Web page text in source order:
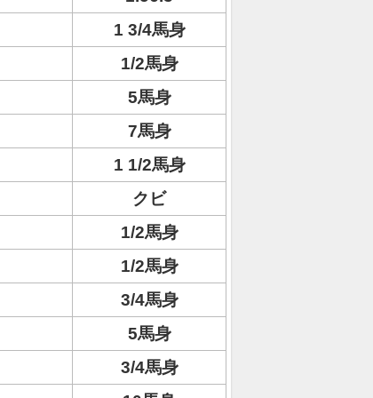
1 3/4馬身
1/2馬身
5馬身
7馬身
1 1/2馬身
クビ
1/2馬身
1/2馬身
3/4馬身
5馬身
3/4馬身